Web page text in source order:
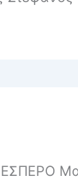
ΕΣΠΕΡΟ